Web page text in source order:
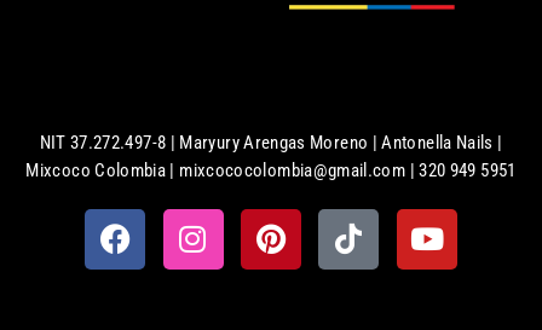
NIT 37.272.497-8 | Maryury Arengas Moreno | Antonella Nails |
Mixcoco Colombia | mixcococolombia@gmail.com | 320 949 5951